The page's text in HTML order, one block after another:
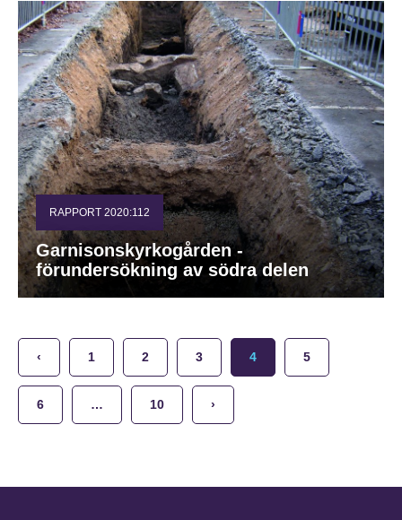
RAPPORT 2020:112
Garnisonskyrkogården -
förundersökning av södra delen
‹ 1 2 3 4 5
6 … 10 ›